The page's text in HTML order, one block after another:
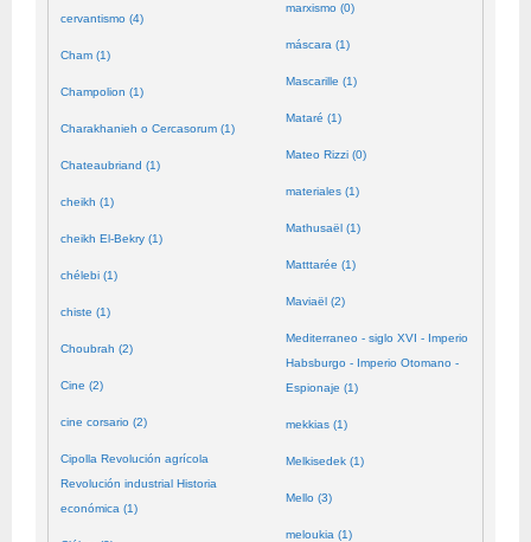
cervantismo (4)
Cham (1)
Champolion (1)
Charakhanieh o Cercasorum (1)
Chateaubriand (1)
cheikh (1)
cheikh El-Bekry (1)
chélebi (1)
chiste (1)
Choubrah (2)
Cine (2)
cine corsario (2)
Cipolla Revolución agrícola
Revolución industrial Historia
económica (1)
marxismo (0)
máscara (1)
Mascarille (1)
Mataré (1)
Mateo Rizzi (0)
materiales (1)
Mathusaël (1)
Matttarée (1)
Maviaël (2)
Mediterraneo - siglo XVI - Imperio
Habsburgo - Imperio Otomano -
Espionaje (1)
mekkias (1)
Melkisedek (1)
Mello (3)
meloukia (1)